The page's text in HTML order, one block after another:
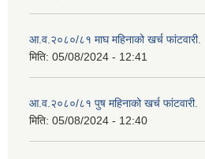
आ.व.२०८०/८१ माघ महिनाको खर्च फांटवारी.
मिति: 05/08/2024 - 12:41
आ.व.२०८०/८१ पुष महिनाको खर्च फांटवारी.
मिति: 05/08/2024 - 12:40